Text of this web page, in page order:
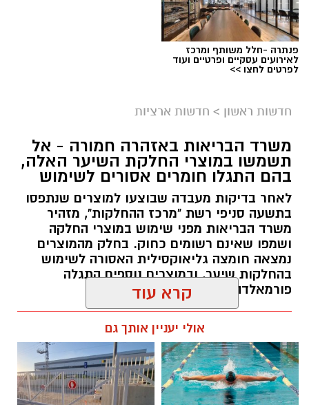
פנתרה -חלל משותף ומרכז
לאירועים עסקיים ופרטיים ועוד
לפרטים לחצו >>
חדשות ראשון > חדשות ארציות
משרד הבריאות באזהרה חמורה - אל
תשמשו במוצרי החלקת השיער האלה,
בהם התגלו חומרים אסורים לשימוש
לאחר בדיקות מעבדה שבוצעו למוצרים שנתפסו
בתשעה סניפי רשת "מרכז ההחלקות", מזהיר
משרד הבריאות מפני שימוש במוצרי החלקה
ושמפו שאינם רשומים כחוק. בחלק מהמוצרים
נמצאה חומצה גליאוקסילית האסורה לשימוש
בהחלקות שיער, ובמוצרים נוספים התגלה
פורמאלדהיד - חומר המוגדר כמסרטן
קרא עוד
אולי יעניין אותך גם